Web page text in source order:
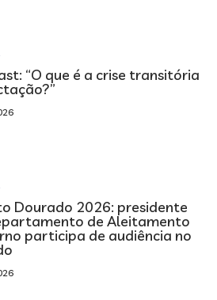
“O que é a crise transitória
Dourado 2026: presidente
de Aleitamento
participa de audiência no